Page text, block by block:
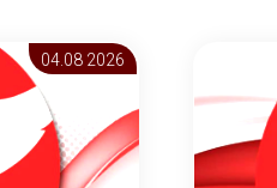
04.08 2026